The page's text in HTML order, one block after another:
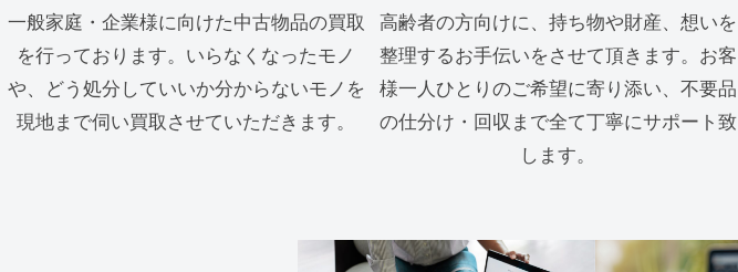
一般家庭・企業様に向けた中古物品の買取
を行っております。いらなくなったモノ
や、どう処分していいか分からないモノを
現地まで伺い買取させていただきます。
高齢者の方向けに、持ち物や財産、想いを
整理するお手伝いをさせて頂きます。お客
様一人ひとりのご希望に寄り添い、不要品
の仕分け・回収まで全て丁寧にサポート致
します。